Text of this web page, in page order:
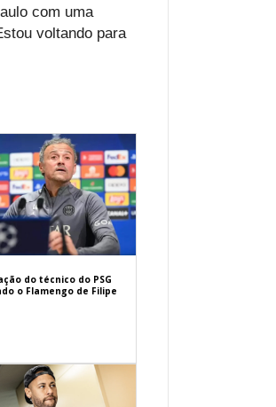
com uma
voltando para
do técnico do PSG
o Flamengo de Filipe